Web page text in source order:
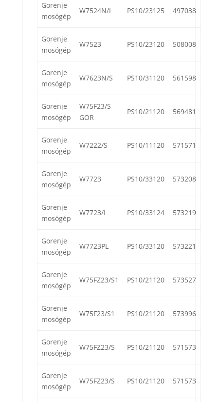
Gorenje
mosógép
W7524N/I PS10/23125 497038
Gorenje
mosógép
W7523 PS10/23120 508008
Gorenje
mosógép
W7623N/S PS10/31120 561598
Gorenje
mosógép
W75F23/S
GOR
PS10/21120 569481
Gorenje
mosógép
W7222/S PS10/11120 571571
Gorenje
mosógép
W7723 PS10/33120 573208
Gorenje
mosógép
W7723/I PS10/33124 573219
Gorenje
mosógép
W7723PL PS10/33120 573221
Gorenje
mosógép
W75FZ23/S1 PS10/21120 573527
Gorenje
mosógép
W75F23/S1 PS10/21120 573996
Gorenje
mosógép
W75FZ23/S PS10/21120 571573
Gorenje
mosógép
W75FZ23/S PS10/21120 571573